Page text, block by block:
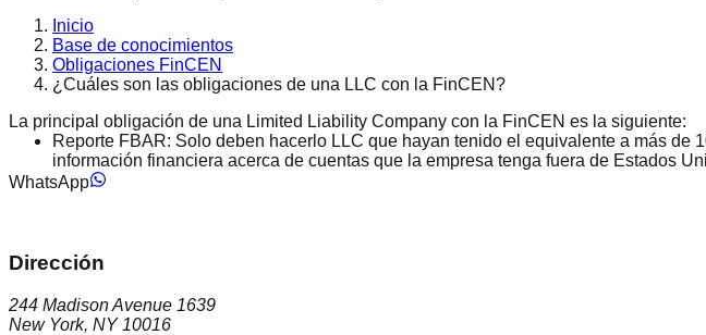
Inicio
Base de conocimientos
Obligaciones FinCEN
¿Cuáles son las obligaciones de una LLC con la FinCEN?
La principal obligación de una Limited Liability Company con la FinCEN es la siguiente:
Reporte FBAR: Solo deben hacerlo LLC que hayan tenido el equivalente a más de
información financiera acerca de cuentas que la empresa tenga fuera de Estados
WhatsApp
Dirección
244 Madison Avenue 1639
New York, NY 10016